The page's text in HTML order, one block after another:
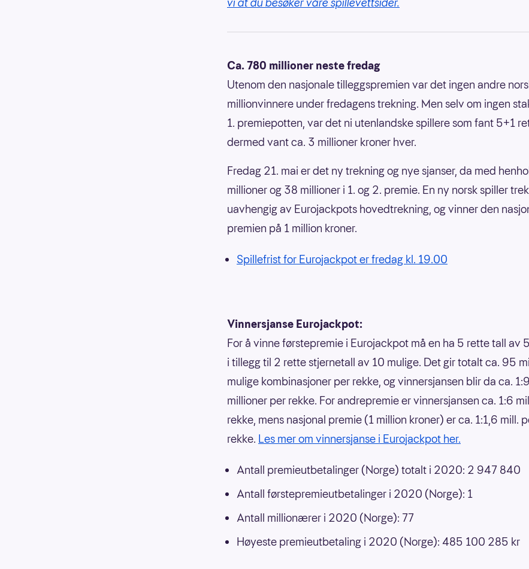
Ca. 780 millioner neste fredag
Utenom den nasjonale tilleggspremien var det ingen andre
millionvinnere under fredagens trekning. Men selv om ingen
1. premiepotten, var det ni utenlandske spillere som fant 5+1
dermed vant ca. 3 millioner kroner hver.
Fredag 21. mai er det ny trekning og nye sjanser, da med
millioner og 38 millioner i 1. og 2. premie. En ny norsk spiller
uavhengig av Eurojackpots hovedtrekning, og vinner den
premien på 1 million kroner.
Spillefrist for Eurojackpot er fredag kl. 19.00
Vinnersjanse Eurojackpot:
For å vinne førstepremie i Eurojackpot må en ha 5 rette tall av
i tillegg til 2 rette stjernetall av 10 mulige. Det gir totalt ca. 95
mulige kombinasjoner per rekke, og vinnersjansen blir da ca.
millioner per rekke. For andrepremie er vinnersjansen ca. 1:6
rekke, mens nasjonal premie (1 million kroner) er ca. 1:1,6 mill.
rekke. Les mer om vinnersjanse i Eurojackpot her.
Antall premieutbetalinger (Norge) totalt i 2020: 2 947 840
Antall førstepremieutbetalinger i 2020 (Norge): 1
Antall millionærer i 2020 (Norge): 77
Høyeste premieutbetaling i 2020 (Norge): 485 100 285 kr